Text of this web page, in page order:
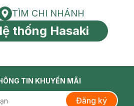
Tìm chi nhánh
TÌM CHI NHÁNH
thống Hasaki
TIN KHUYẾN MÃI
Đăng ký